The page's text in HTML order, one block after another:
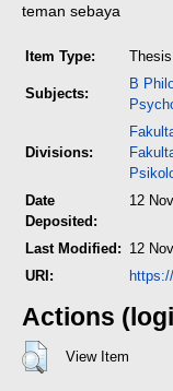
teman sebaya
Item Type:
Subjects:
B
Divisions:
Date
Deposited:
12
Last Modified: 12
URI:
Actions
View Item